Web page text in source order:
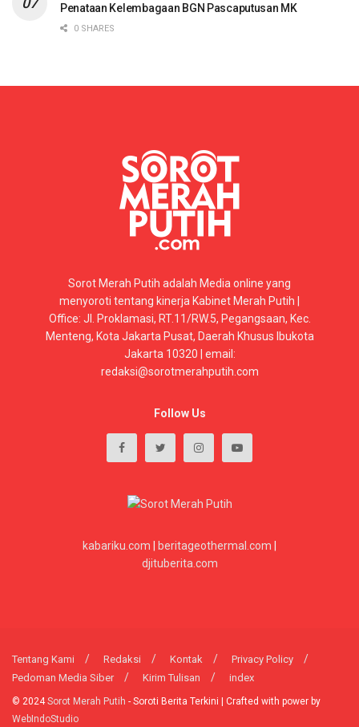
Penataan Kelembagaan BGN Pascaputusan MK
0 SHARES
Sorot Merah Putih adalah Media online yang
menyoroti tentang kinerja Kabinet Merah Putih |
Office: Jl. Proklamasi, RT.11/RW.5, Pegangsaan, Kec.
Menteng, Kota Jakarta Pusat, Daerah Khusus Ibukota
Jakarta 10320 | email:
redaksi@sorotmerahputih.com
Follow Us
kabariku.com beritageothermal.com
djituberita.com
Tentang Kami Redaksi Kontak
Privacy Policy
Pedoman Media Siber
Kirim Tulisan index
© 2024Sorot Merah Putih - Soroti Berita Terkini | Crafted with power by
WebIndoStudio